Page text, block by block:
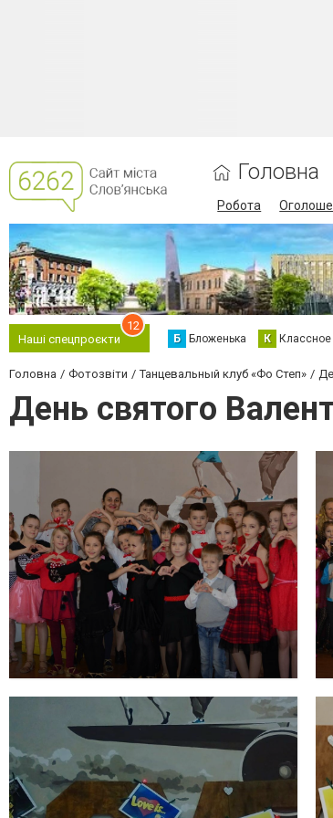
Головна
Робота
Наші спецпроєкти
12
Б Бложенька К
Головна Фотозвіти Танцевальный клуб «Фо Степ»
День святого